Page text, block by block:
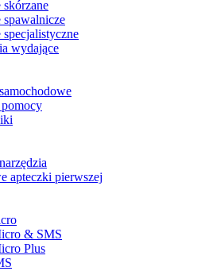
wydające
apteczki pierwszej
& SMS
Plus